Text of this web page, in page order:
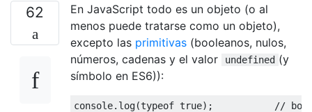
62
En JavaScript todo es un objeto (o al
menos puede tratarse como un objeto),
excepto las primitivas (booleanos, nulos,
números, cadenas y el valor
undefined (y
símbolo en ES6)):
console. log(typeof true);
//